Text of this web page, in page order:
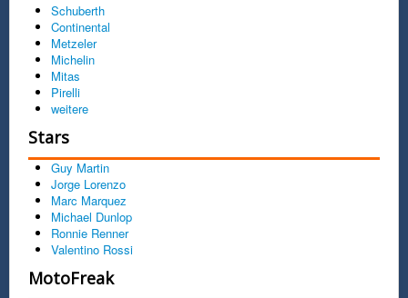
Schuberth
Continental
Metzeler
Michelin
Mitas
Pirelli
weitere
Stars
Guy Martin
Jorge Lorenzo
Marc Marquez
Michael Dunlop
Ronnie Renner
Valentino Rossi
MotoFreak